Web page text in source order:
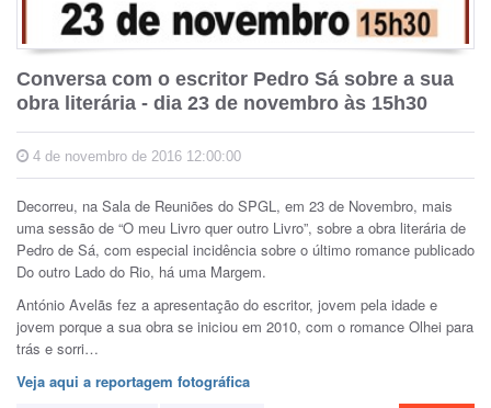
Conversa com o escritor Pedro Sá sobre a sua
obra literária - dia 23 de novembro às 15h30
4 de novembro de 2016 12:00:00
Decorreu, na Sala de Reuniões do SPGL, em 23 de Novembro, mais
uma sessão de “O meu Livro quer outro Livro”, sobre a obra literária de
Pedro de Sá, com especial incidência sobre o último romance publicado
Do outro Lado do Rio, há uma Margem.
António Avelãs fez a apresentação do escritor, jovem pela idade e
jovem porque a sua obra se iniciou em 2010, com o romance Olhei para
trás e sorri…
Veja aqui a reportagem fotográfica